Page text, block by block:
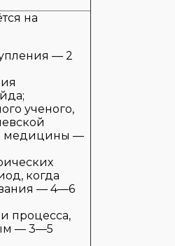
на
— 2
ученого,
медицины —
когда
— 4—6
процесса,
— 3—5